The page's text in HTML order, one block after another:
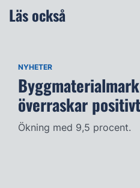
Läs också
NYHETER
överraskar positivt
Ökning med 9,5 procent.